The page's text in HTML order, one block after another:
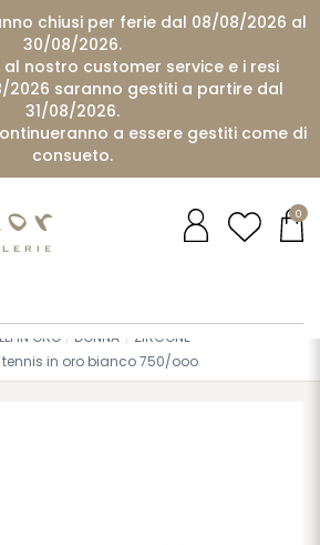
chiusi per ferie dal 08/08/2026 al
30/08/2026.
nostro customer service e i resi
2026 saranno gestiti a partire dal
31/08/2026.
a essere gestiti come di
consueto.
0
IN ORO DONNA
ZIRCONE
in oro bianco 750/ooo